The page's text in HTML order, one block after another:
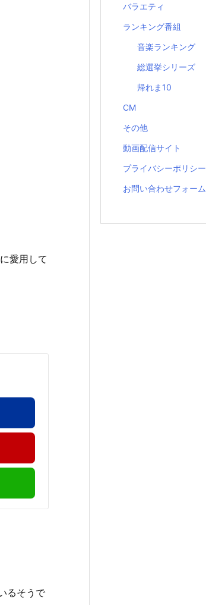
愛用して
るそうで
バラエティ
ランキング番組
音楽ランキング
総選挙シリーズ
帰れま10
CM
その他
動画配信サイト
プライバシーポリシー
お問い合わせフォーム